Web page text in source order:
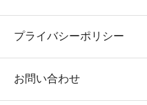
プライバシーポリシー
お問い合わせ